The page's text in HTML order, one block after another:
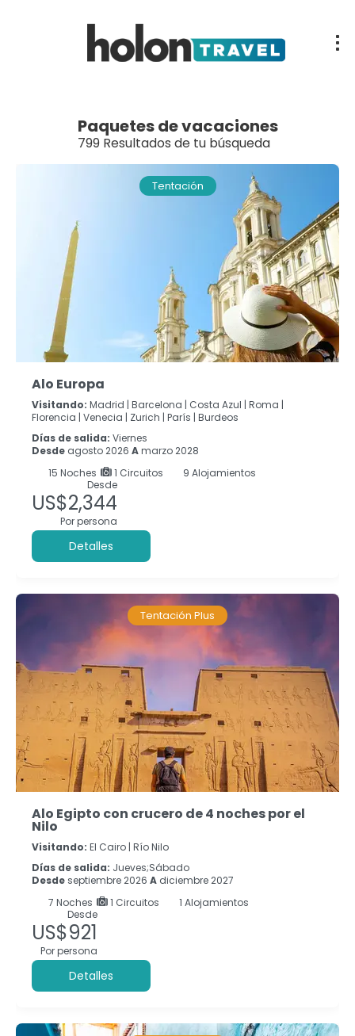
Paquetes de vacaciones
799 Resultados de tu búsqueda
Tentación
Alo Europa
Visitando: Madrid | Barcelona | Costa Azul | Roma |
Florencia | Venecia | Zurich | París | Burdeos
Días de salida: Viernes
Desde agosto 2026 Amarzo 2028
15 Noches 1 Circuitos
9 Alojamientos
Desde
US$2,344
Por persona
Detalles
Tentación Plus
Alo Egipto con crucero de 4 noches por el
Nilo
Visitando: El Cairo | Río Nilo
Días de salida: Jueves;Sábado
Desde septiembre 2026 A diciembre 2027
7 Noches 1 Circuitos
1 Alojamientos
Desde
US$921
Por persona
Detalles